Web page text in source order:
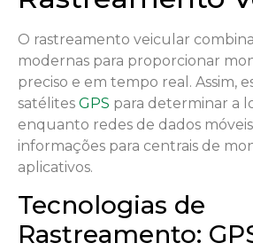
O rastreamento veicular
modernas para proporcionar
preciso e em tempo real. Assim,
satélites GPS para determinar a
enquanto redes de dados
informações para centrais de
aplicativos.
Tecnologias de
Rastreamento: